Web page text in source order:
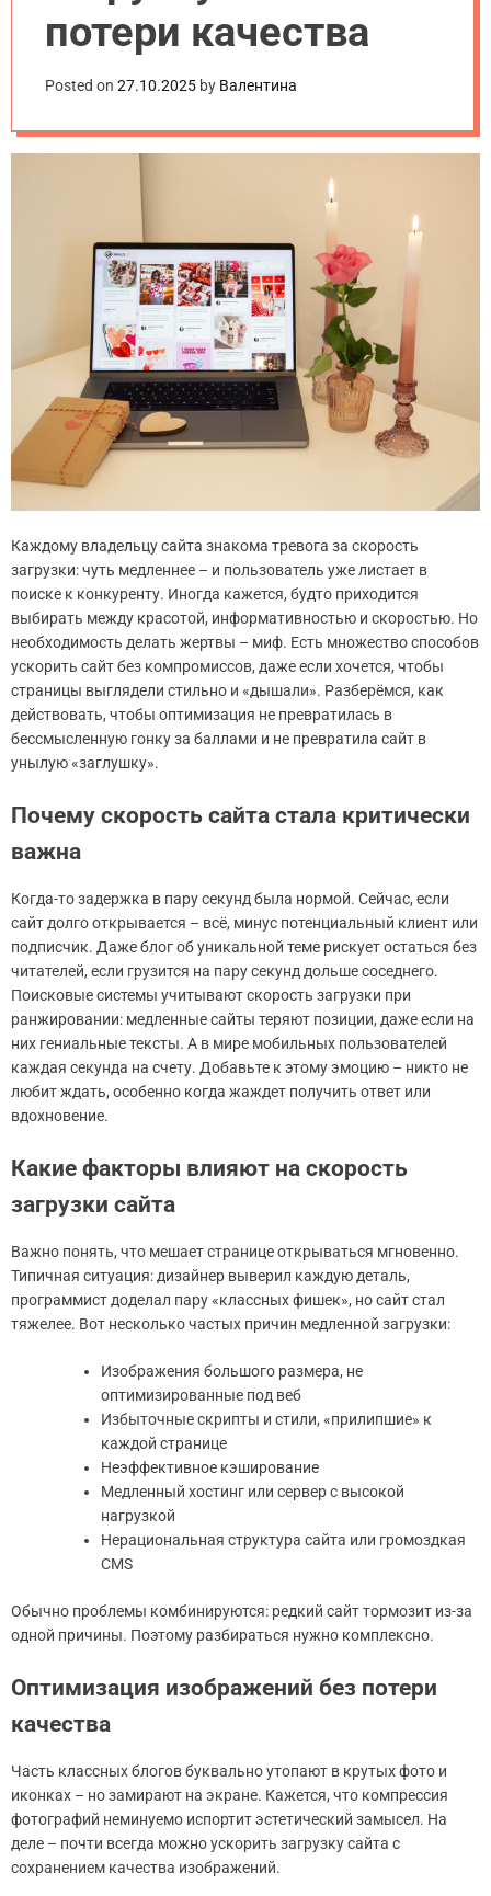
потери качества
Posted on 27.10.2025 by Валентина
Каждому владельцу сайта знакома тревога за скорость
загрузки: чуть медленнее – и пользователь уже листает в
поиске к конкуренту. Иногда кажется, будто приходится
выбирать между красотой, информативностью и скоростью. Но
необходимость делать жертвы – миф. Есть множество способов
ускорить сайт без компромиссов, даже если хочется, чтобы
страницы выглядели стильно и «дышали». Разберёмся, как
действовать, чтобы оптимизация не превратилась в
бессмысленную гонку за баллами и не превратила сайт в
унылую «заглушку».
Почему скорость сайта стала критически
важна
Когда-то задержка в пару секунд была нормой. Сейчас, если
сайт долго открывается – всё, минус потенциальный клиент или
подписчик. Даже блог об уникальной теме рискует остаться без
читателей, если грузится на пару секунд дольше соседнего.
Поисковые системы учитывают скорость загрузки при
ранжировании: медленные сайты теряют позиции, даже если на
них гениальные тексты. А в мире мобильных пользователей
каждая секунда на счету. Добавьте к этому эмоцию – никто не
любит ждать, особенно когда жаждет получить ответ или
вдохновение.
Какие факторы влияют на скорость
загрузки сайта
Важно понять, что мешает странице открываться мгновенно.
Типичная ситуация: дизайнер выверил каждую деталь,
программист доделал пару «классных фишек», но сайт стал
тяжелее. Вот несколько частых причин медленной загрузки:
Изображения большого размера, не
оптимизированные под веб
Избыточные скрипты и стили, «прилипшие» к
каждой странице
Неэффективное кэширование
Медленный хостинг или сервер с высокой
нагрузкой
Нерациональная структура сайта или громоздкая
CMS
Обычно проблемы комбинируются: редкий сайт тормозит из-за
одной причины. Поэтому разбираться нужно комплексно.
Оптимизация изображений без потери
качества
Часть классных блогов буквально утопают в крутых фото и
иконках – но замирают на экране. Кажется, что компрессия
фотографий неминуемо испортит эстетический замысел. На
деле – почти всегда можно ускорить загрузку сайта с
сохранением качества изображений.